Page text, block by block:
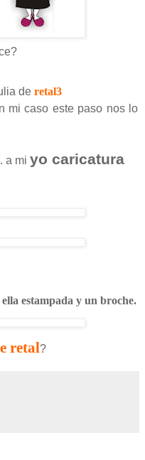
de retal3
mi caso este paso nos lo
a mi yo caricatura
estampada y un broche.
retal ?